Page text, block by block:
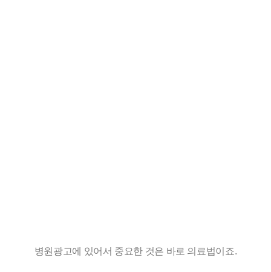
병원광고에 있어서 중요한 것은 바로 의료법이죠.